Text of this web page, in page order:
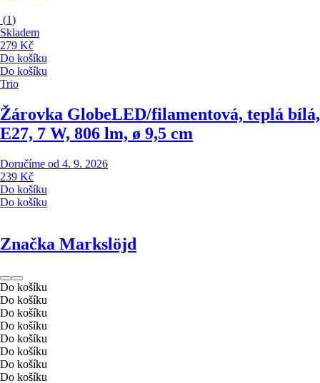
(1)
Skladem
279 Kč
Do košíku
Do košíku
Trio
Žárovka GlobeLED/filamentová, teplá bílá,
E27, 7 W, 806 lm, ø 9,5 cm
Doručíme od 4. 9. 2026
239 Kč
Do košíku
Do košíku
Značka Markslöjd
Do košíku
Do košíku
Do košíku
Do košíku
Do košíku
Do košíku
Do košíku
Do košíku